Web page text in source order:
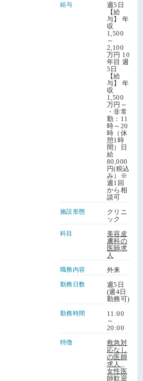
給与
週5日
【給
与】 年
収
1,500
～
2,100
万円 10
年目 週
5日
【給
与】 年
収
1,500
万円～
・非常
勤：11
時～20
時（休
憩1時
間）日
給
80,000
円(税込
み）※
週1回
から相
談可
施設形態
クリニ
ック
科目
美容皮
膚科の
医師求
人
職務内容 外来
勤務日数
週5日
(週4日
勤務可)
勤務時間
11:00
～
20:00
特徴
救急対
応なし
の医師
求人
女性医
師歓迎